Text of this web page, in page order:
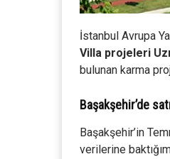
İstanbul Avrupa
Villa projeleri
bulunan karma
Başakşehir’de
Başakşehir’in
verilerine